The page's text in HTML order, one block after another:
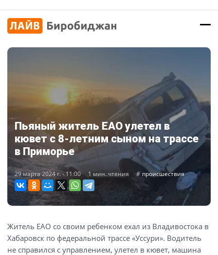
Пьяный житель ЕАО улетел в
кювет с 8-летним сыном на трассе
в Приморье
29 марта 2024 г. - 11:00 1 мин. чтения происшествия
Житель ЕАО со своим ребенком ехал из Владивостока в
Хабаровск по федеральной трассе «Уссури». Водитель
не справился с управлением, улетел в кювет, машина